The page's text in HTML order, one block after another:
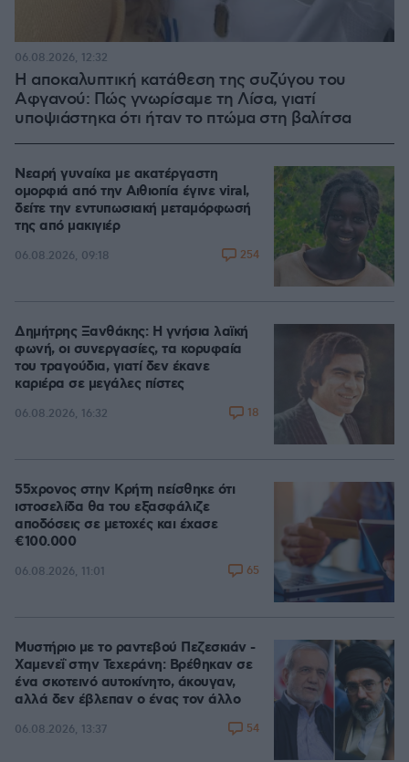
Η αποκαλυπτική κατάθεση της συζύγου του
Αφγανού: Πώς γνωρίσαμε τη Λίσα, γιατί
υποψιάστηκα ότι ήταν το πτώμα στη βαλίτσα
06.08.2026, 12:32
Νεαρή γυναίκα με ακατέργαστη
ομορφιά από την Αιθιοπία έγινε viral,
δείτε την εντυπωσιακή μεταμόρφωσή
της από μακιγιέρ
06.08.2026, 09:18 254
Δημήτρης Ξανθάκης: Η γνήσια λαϊκή
φωνή, οι συνεργασίες, τα κορυφαία
του τραγούδια, γιατί δεν έκανε
καριέρα σε μεγάλες πίστες
06.08.2026, 16:32 18
55χρονος στην Κρήτη πείσθηκε ότι
ιστοσελίδα θα του εξασφάλιζε
αποδόσεις σε μετοχές και έχασε
€100.000
06.08.2026, 11:01 65
Μυστήριο με το ραντεβού Πεζεσκιάν -
Χαμενεΐ στην Τεχεράνη: Βρέθηκαν σε
ένα σκοτεινό αυτοκίνητο, άκουγαν,
αλλά δεν έβλεπαν ο ένας τον άλλο
06.08.2026, 13:37 54